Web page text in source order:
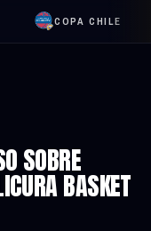
COPA CHILE
SOBRE
BASKET